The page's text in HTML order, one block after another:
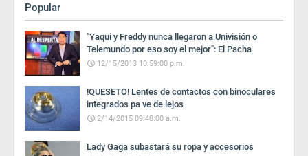
Popular
"Yaqui y Freddy nunca llegaron a Univisión o
Telemundo por eso soy el mejor": El Pacha
12/15/2013 10:59:00 p.m.
!QUESETO! Lentes de contactos con binoculares
integrados pa ve de lejos
2/14/2015 09:48:00 a.m.
Lady Gaga subastará su ropa y accesorios